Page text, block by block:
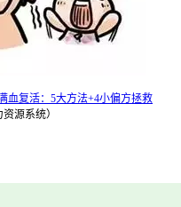
血复活：5大方法+4小偏方拯救
源系统）